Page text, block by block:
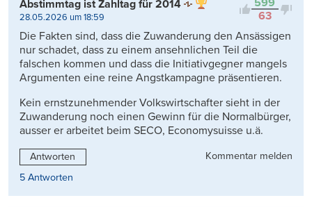
599
63
Abstimmtag ist Zahltag für 2014
28.05.2026 um 18:59
Die Fakten sind, dass die Zuwanderung den Ansässigen
nur schadet, dass zu einem ansehnlichen Teil die
falschen kommen und dass die Initiativgegner mangels
Argumenten eine reine Angstkampagne präsentieren.
Kein ernstzunehmender Volkswirtschafter sieht in der
Zuwanderung noch einen Gewinn für die Normalbürger,
ausser er arbeitet beim SECO, Economysuisse u.ä.
Antworten
Kommentar melden
5 Antworten